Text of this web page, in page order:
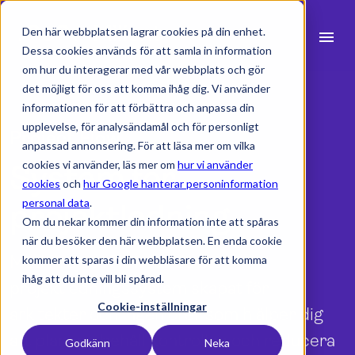
Den här webbplatsen lagrar cookies på din enhet.
Dessa cookies används för att samla in information
om hur du interagerar med vår webbplats och gör
det möjligt för oss att komma ihåg dig. Vi använder
informationen för att förbättra och anpassa din
upplevelse, för analysändamål och för personligt
anpassad annonsering. För att läsa mer om vilka
cookies vi använder, läs mer om hur vi använder
cookies och hur Google hanterar personinformation
personal data.
Om du nekar kommer din information inte att spåras
när du besöker den här webbplatsen. En enda cookie
kommer att sparas i din webbläsare för att komma
ihåg att du inte vill bli spårad.
Cookie-inställningar
Godkänn Neka
menu
Produkter
Branscher
Resurser
Integrationer
search
language
Svenska
Project Flow
System för
projektledning
Med Project Flow får du ett
projektledningssystem skapat för
arkitekter och ingenjörer som hjälper dig
att planera, behåll kontrollen och reducera